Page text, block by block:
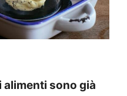
alimenti sono già